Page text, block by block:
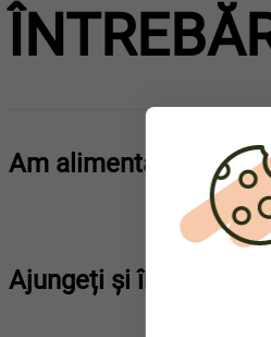
Am alimentat
Ajungeți și în direcția